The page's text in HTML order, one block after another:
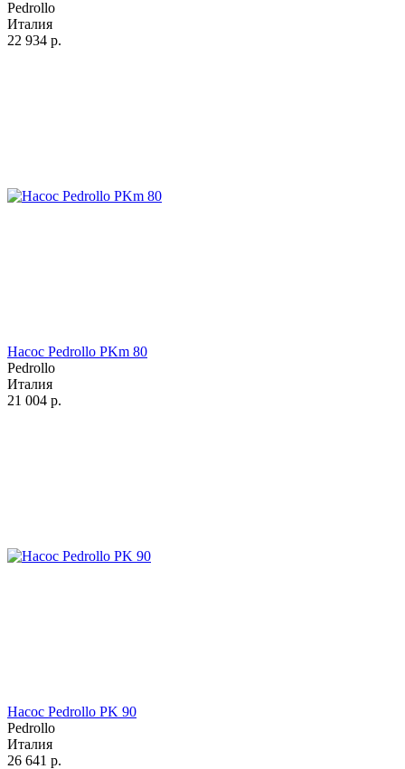
Pedrollo
Италия
22 934 р.
Насос Pedrollo PKm 80
Pedrollo
Италия
21 004 р.
Насос Pedrollo PK 90
Pedrollo
Италия
26 641 р.